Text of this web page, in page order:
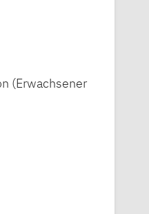
(Erwachsener